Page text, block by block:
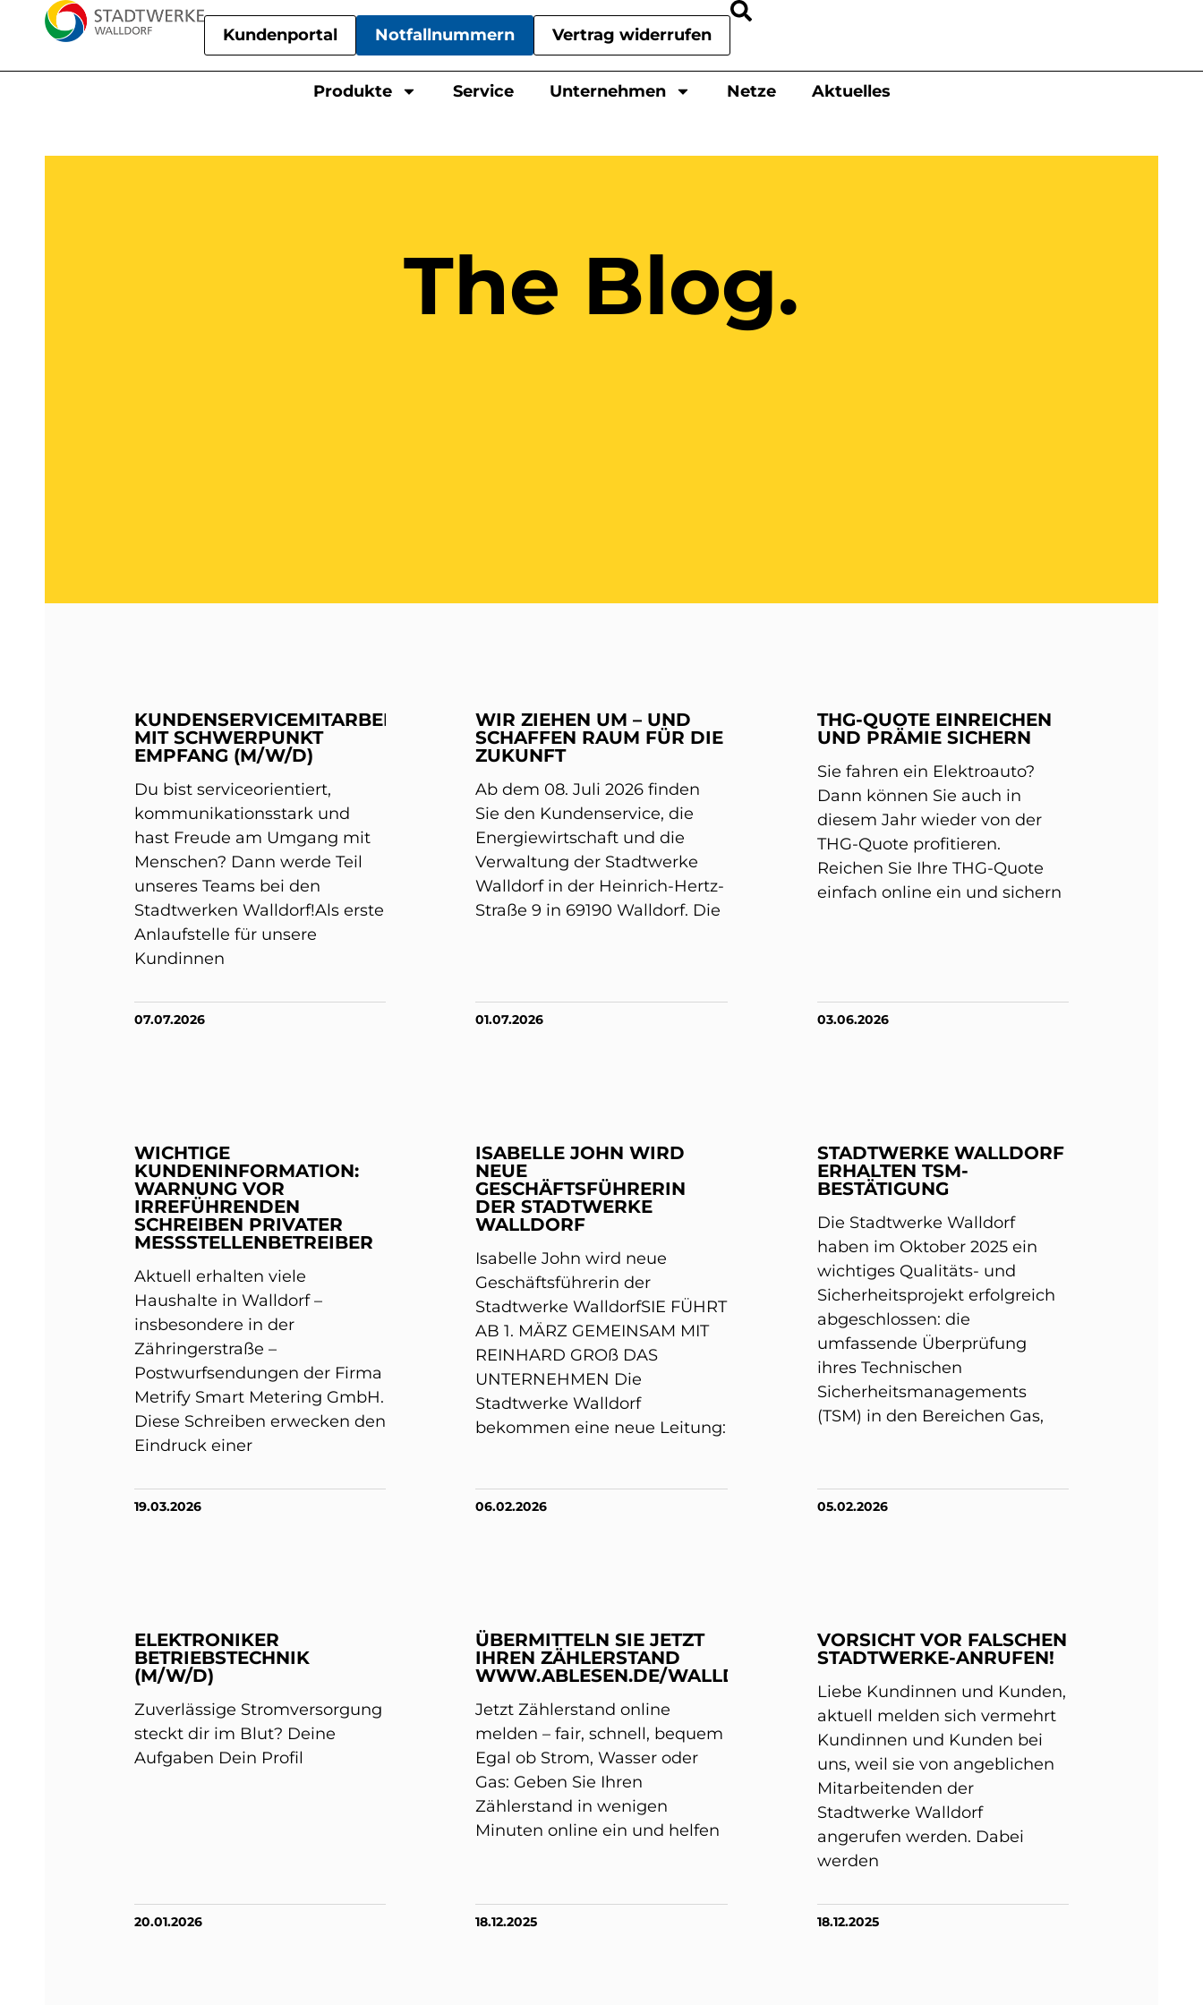
Kundenportal Notfallnummern Vertrag widerrufen
Produkte Service Unternehmen Netze Aktuelles
The Blog.
KUNDENSERVICEMITARBEITER
MIT SCHWERPUNKT
EMPFANG (M/W/D)
Du bist serviceorientiert,
kommunikationsstark und
hast Freude am Umgang mit
Menschen? Dann werde Teil
unseres Teams bei den
Stadtwerken Walldorf!Als erste
Anlaufstelle für unsere
Kundinnen
07.07.2026
WIR ZIEHEN UM – UND
SCHAFFEN RAUM FÜR DIE
ZUKUNFT
Ab dem 08. Juli 2026 finden
Sie den Kundenservice, die
Energiewirtschaft und die
Verwaltung der Stadtwerke
Walldorf in der Heinrich-Hertz-
Straße 9 in 69190 Walldorf. Die
01.07.2026
THG-QUOTE EINREICHEN
UND PRÄMIE SICHERN
Sie fahren ein Elektroauto?
Dann können Sie auch in
diesem Jahr wieder von der
THG-Quote profitieren.
Reichen Sie Ihre THG-Quote
einfach online ein und sichern
03.06.2026
WICHTIGE
KUNDENINFORMATION:
WARNUNG VOR
IRREFÜHRENDEN
SCHREIBEN PRIVATER
MESSSTELLENBETREIBER
Aktuell erhalten viele
Haushalte in Walldorf –
insbesondere in der
Zähringerstraße –
Postwurfsendungen der Firma
Metrify Smart Metering GmbH.
Diese Schreiben erwecken den
Eindruck einer
19.03.2026
ISABELLE JOHN WIRD
NEUE
GESCHÄFTSFÜHRERIN
DER STADTWERKE
WALLDORF
Isabelle John wird neue
Geschäftsführerin der
Stadtwerke WalldorfSIE FÜHRT
AB 1. MÄRZ GEMEINSAM MIT
REINHARD GROß DAS
UNTERNEHMEN Die
Stadtwerke Walldorf
bekommen eine neue Leitung:
06.02.2026
STADTWERKE WALLDORF
ERHALTEN TSM-
BESTÄTIGUNG
Die Stadtwerke Walldorf
haben im Oktober 2025 ein
wichtiges Qualitäts- und
Sicherheitsprojekt erfolgreich
abgeschlossen: die
umfassende Überprüfung
ihres Technischen
Sicherheitsmanagements
(TSM) in den Bereichen Gas,
05.02.2026
ELEKTRONIKER
BETRIEBSTECHNIK
(M/W/D)
Zuverlässige Stromversorgung
steckt dir im Blut? Deine
Aufgaben Dein Profil
20.01.2026
ÜBERMITTELN SIE JETZT
IHREN ZÄHLERSTAND
WWW.ABLESEN.DE/WALLDORF/
Jetzt Zählerstand online
melden – fair, schnell, bequem
Egal ob Strom, Wasser oder
Gas: Geben Sie Ihren
Zählerstand in wenigen
Minuten online ein und helfen
18.12.2025
VORSICHT VOR FALSCHEN
STADTWERKE-ANRUFEN!
Liebe Kundinnen und Kunden,
aktuell melden sich vermehrt
Kundinnen und Kunden bei
uns, weil sie von angeblichen
Mitarbeitenden der
Stadtwerke Walldorf
angerufen werden. Dabei
werden
18.12.2025